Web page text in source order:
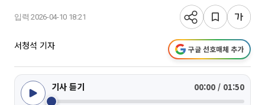
입력 2026-04-10 18:21
서청석 기자 구글 선호매체 추가
기사 듣기 00:00 / 01:50